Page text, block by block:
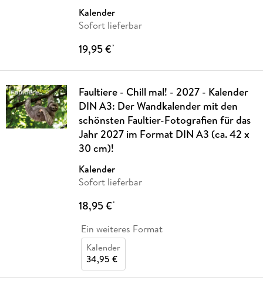
Kalender
Sofort lieferbar
19,95 €*
Faultiere - Chill mal! - 2027 - Kalender
DIN A3: Der Wandkalender mit den
schönsten Faultier-Fotografien für das
Jahr 2027 im Format DIN A3 (ca. 42 x
30 cm)!
Kalender
Sofort lieferbar
18,95 €*
Ein weiteres Format
Kalender
34,95 €